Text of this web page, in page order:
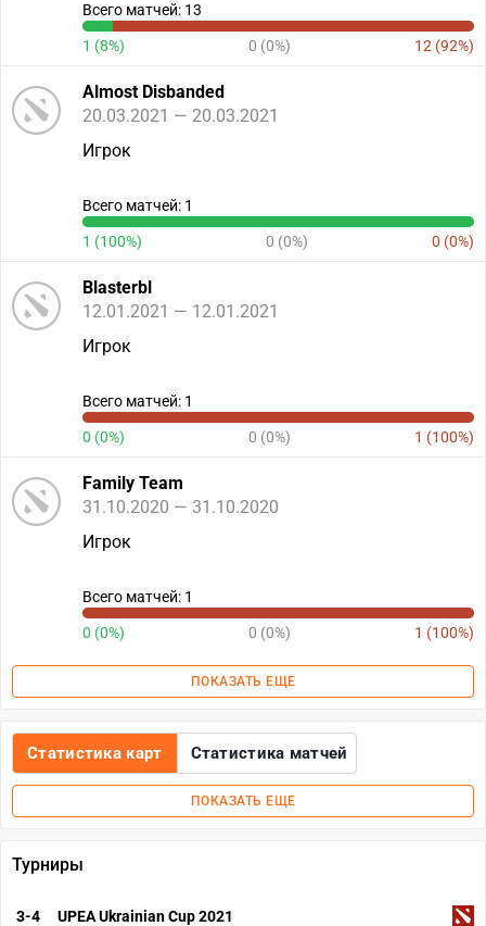
Всего матчей: 13
1 (8%) 0 (0%) 12 (92%)
Almost Disbanded
20.03.2021 — 20.03.2021
Игрок
Всего матчей: 1
1 (100%) 0 (0%) 0 (0%)
Blasterbl
12.01.2021 — 12.01.2021
Игрок
Всего матчей: 1
0 (0%) 0 (0%) 1 (100%)
Family Team
31.10.2020 — 31.10.2020
Игрок
Всего матчей: 1
0 (0%) 0 (0%) 1 (100%)
ПОКАЗАТЬ ЕЩЕ
Статистика карт Статистика матчей
ПОКАЗАТЬ ЕЩЕ
Турниры
3-4 UPEA Ukrainian Cup 2021